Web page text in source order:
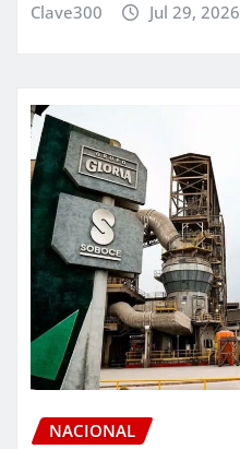
Clave300 Jul 29, 2026
NACIONAL